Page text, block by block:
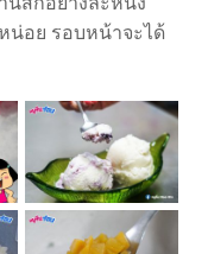
อย รอบหน้าจะได้